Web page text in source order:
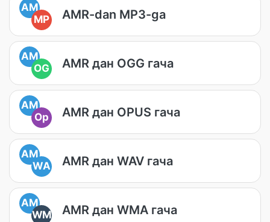
AM
MP
AMR-dan MP3-ga
AM
OG
AMR дан OGG гача
AM
Op
AMR дан OPUS гача
AM
WA
AMR дан WAV гача
AM
WM
AMR дан WMA гача